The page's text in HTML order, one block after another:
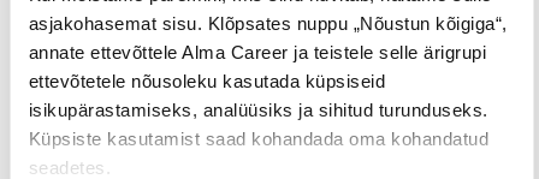
asjakohasemat sisu. Klõpsates nuppu „Nõustun kõigiga“,
annate ettevõttele Alma Career ja teistele selle ärigrupi
ettevõtetele nõusoleku kasutada küpsiseid
isikupärastamiseks, analüüsiks ja sihitud turunduseks.
Küpsiste kasutamist saad kohandada oma kohandatud
seadetes.
PRAKTIK CUM LAUDE –
PARIMA PRAKTIKANDI
KONKURSS
Tuletame kõigile meelde, et ettevõtetele on CV.ee